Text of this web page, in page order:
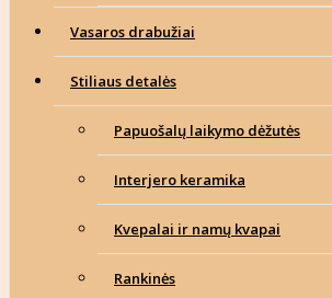
Vasaros drabužiai
Stiliaus detalės
Papuošalų laikymo dėžutės
Interjero keramika
Kvepalai ir namų kvapai
Rankinės